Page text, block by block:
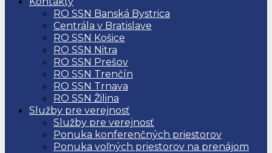
RO SSN Banská Bystrica
Centrála v Bratislave
RO SSN Košice
RO SSN Nitra
RO SSN Prešov
RO SSN Trenčín
RO SSN Trnava
RO SSN Žilina
Služby pre verejnosť
Služby pre verejnosť
Ponuka konferenčných priestorov
Ponuka voľných priestorov na prenájom